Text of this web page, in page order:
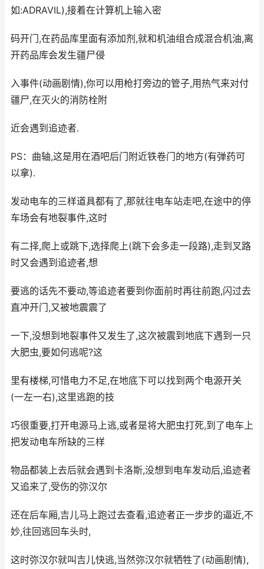
如:ADRAVIL),接着在计算机上输入密
码开门,在药品库里面有添加剂,就和机油组合成混合机油,离
开药品库会发生疆尸侵
入事件(动画剧情),你可以用枪打旁边的管子,用热气来对付
疆尸,在灭火的消防栓附
近会遇到追迹者.
PS：曲轴,这是用在酒吧后门附近铁卷门的地方(有弹药可
以拿).
发动电车的三样道具都有了,那就往电车站走吧,在途中的停
车场会有地裂事件,这时
有二择,爬上或跳下,选择爬上(跳下会多走一段路),走到叉路
时又会遇到追迹者,想
要逃的话先不要动,等追迹者要到你面前时再往前跑,闪过去
直冲开门,又被地震震了
一下,没想到地裂事件又发生了,这次被震到地底下遇到一只
大肥虫,要如何逃呢?这
里有楼梯,可惜电力不足,在地底下可以找到两个电源开关
(一左一右),这里逃跑的技
巧很重要,打开电源马上逃,或者是将大肥虫打死,到了电车上
把发动电车所缺的三样
物品都装上去后就会遇到卡洛斯,没想到电车发动后,追迹者
又追来了,受伤的弥汉尔
还在后车厢,吉儿马上跑过去查看,追迹者正一步步的逼近,不
妙,往回逃回车头时,
这时弥汉尔就叫吉儿快逃,当然弥汉尔就牺牲了(动画剧情),